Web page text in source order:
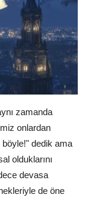
zamanda
onlardan
dedik ama
olduklarını
devasa
de öne